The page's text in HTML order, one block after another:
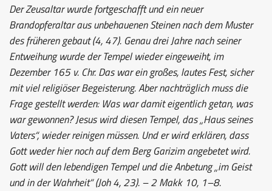
Der Zeusaltar wurde fortgeschafft und ein neuer
Brandopferaltar aus unbehauenen Steinen nach dem Muster
des früheren gebaut (4, 47). Genau drei Jahre nach seiner
Entweihung wurde der Tempel wieder eingeweiht, im
Dezember 165 v. Chr. Das war ein großes, lautes Fest, sicher
mit viel religiöser Begeisterung. Aber nachträglich muss die
Frage gestellt werden: Was war damit eigentlich getan, was
war gewonnen? Jesus wird diesen Tempel, das „Haus seines
Vaters“, wieder reinigen müssen. Und er wird erklären, dass
Gott weder hier noch auf dem Berg Garizim angebetet wird.
Gott will den lebendigen Tempel und die Anbetung „im Geist
und in der Wahrheit“ (Joh 4, 23). – 2 Makk 10, 1–8.